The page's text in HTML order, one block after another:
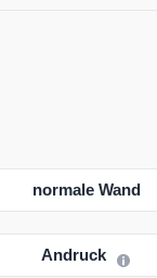
normale Wand
Andruck